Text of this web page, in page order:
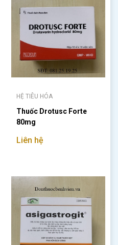
HỆ TIÊU HÓA
Thuốc Drotusc Forte
80mg
Liên hệ